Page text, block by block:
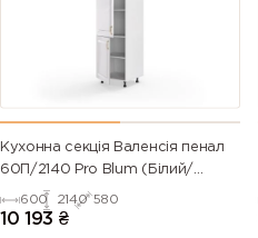
Кухонна секція Валенсія пенал
60П/2140 Pro Blum (Білий/
Напівмат Білий 9003)
600 2140 580
10 193 ₴